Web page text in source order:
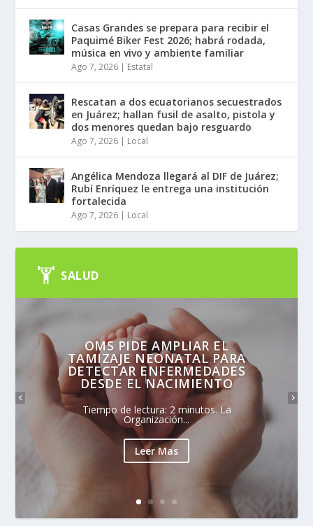
Casas Grandes se prepara para recibir el
Paquimé Biker Fest 2026; habrá rodada,
música en vivo y ambiente familiar
Ago 7, 2026 | Estatal
Rescatan a dos ecuatorianos secuestrados
en Juárez; hallan fusil de asalto, pistola y
dos menores quedan bajo resguardo
Ago 7, 2026 | Local
Angélica Mendoza llegará al DIF de Juárez;
Rubí Enríquez le entrega una institución
fortalecida
Ago 7, 2026 | Local
SALUD
OMS PIDE AMPLIAR EL
TAMIZAJE NEONATAL PARA
DETECTAR ENFERMEDADES
DESDE EL NACIMIENTO
Tiempo de lectura: 2 minutos. La
Organización...
Leer Mas